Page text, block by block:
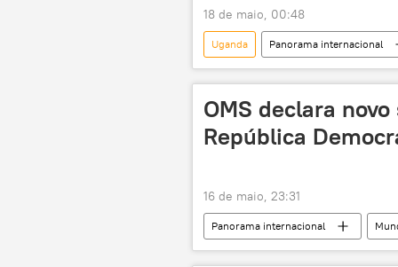
18 de maio, 00:48
Uganda Panorama internacional
OMS declara
República
16 de maio, 23:31
Panorama internacional
Organização Mundial da Saúde (OMS)